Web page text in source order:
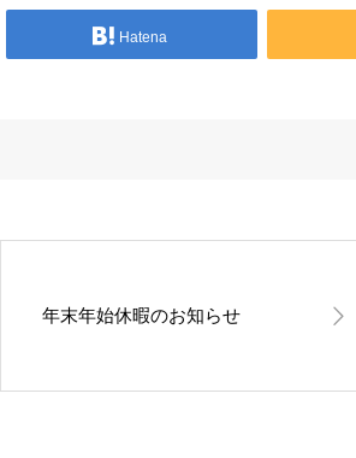
Hatena
年末年始休暇のお知らせ